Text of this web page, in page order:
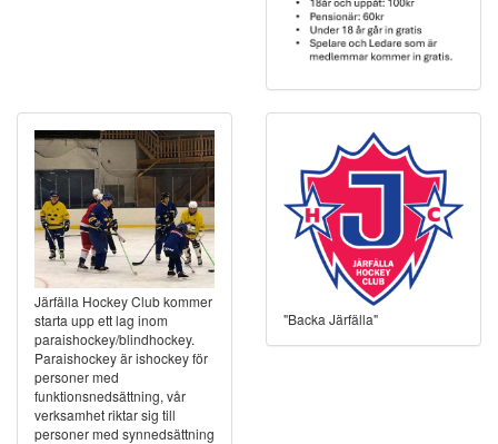
Järfälla Hockey Club kommer
starta upp ett lag inom
paraishockey/blindhockey.
Paraishockey är ishockey för
personer med
funktionsnedsättning, vår
verksamhet riktar sig till
personer med synnedsättning
"Backa Järfälla"